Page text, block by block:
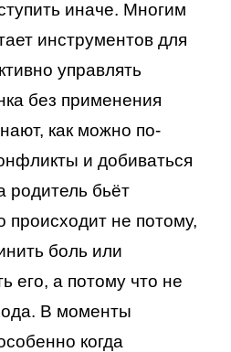
иначе. Многим
инструментов для
управлять
без применения
как можно по-
и добиваться
родитель бьёт
происходит не потому,
боль или
его, а потому что не
В моменты
когда